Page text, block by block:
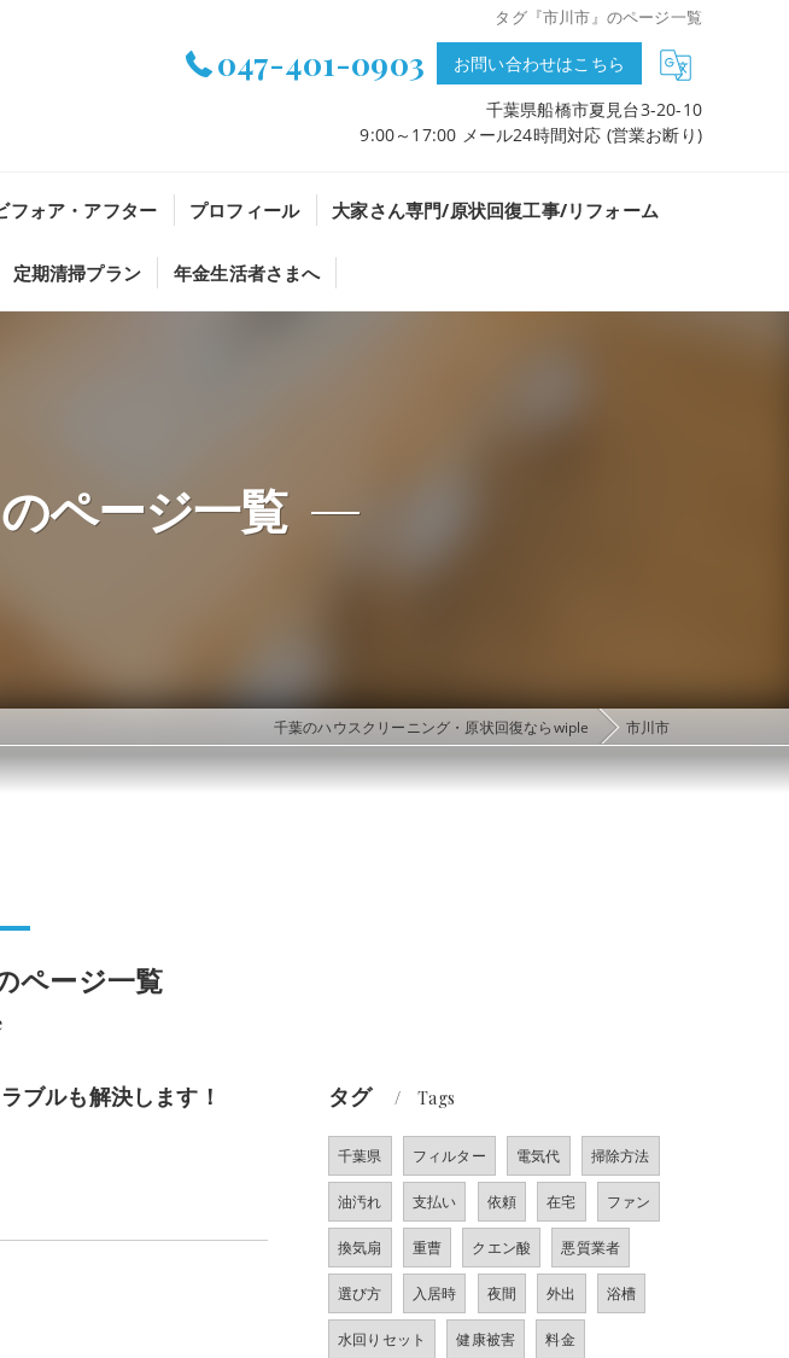
タグ『市川市』のページ一覧
047-401-0903 お問い合わせはこちら
千葉県船橋市夏見台3-20-10
9:00～17:00 メール24時間対応 (営業お断り)
フォア・アフター プロフィール 大家さん専門/原状回復工事/リフォーム
期清掃プラン 年金生活者さまへ
ページ一覧
千葉のハウスクリーニング・原状回復ならwiple 市川市
ページ一覧
ブルも解決します！ タグ Tags
千葉県 フィルター 電気代 掃除方法
油汚れ 支払い 依頼 在宅 ファン
換気扇 重曹 クエン酸 悪質業者
選び方 入居時 夜間 外出 浴槽
水回りセット 健康被害 料金